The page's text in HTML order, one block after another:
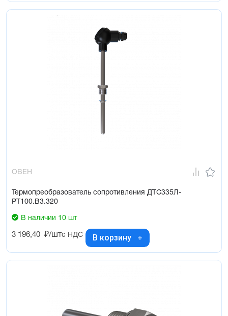
ОВЕН
Термопреобразователь сопротивления ДТС335Л-
РТ100.В3.320
В наличии 10 шт
3 196,40 ₽/штс НДС В корзину